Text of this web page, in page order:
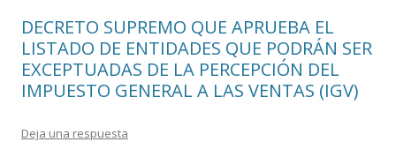
DECRETO SUPREMO QUE APRUEBA EL
LISTADO DE ENTIDADES QUE PODRÁN SER
EXCEPTUADAS DE LA PERCEPCIÓN DEL
IMPUESTO GENERAL A LAS VENTAS (IGV)
Deja una respuesta